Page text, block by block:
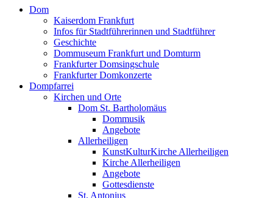
Dom
Kaiserdom Frankfurt
Infos für Stadtführerinnen und Stadtführer
Geschichte
Dommuseum Frankfurt und Domturm
Frankfurter Domsingschule
Frankfurter Domkonzerte
Dompfarrei
Kirchen und Orte
Dom St. Bartholomäus
Dommusik
Angebote
Allerheiligen
KunstKulturKirche Allerheiligen
Kirche Allerheiligen
Angebote
Gottesdienste
St. Antonius